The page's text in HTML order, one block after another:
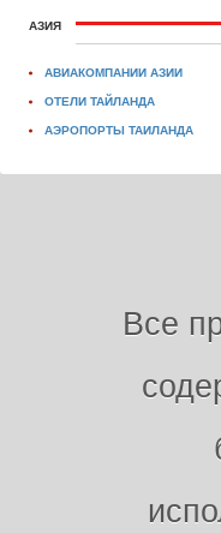
АЗИЯ
АВИАКОМПАНИИ АЗИИ
ОТЕЛИ ТАЙЛАНДА
АЭРОПОРТЫ ТАИЛАНДА
Все